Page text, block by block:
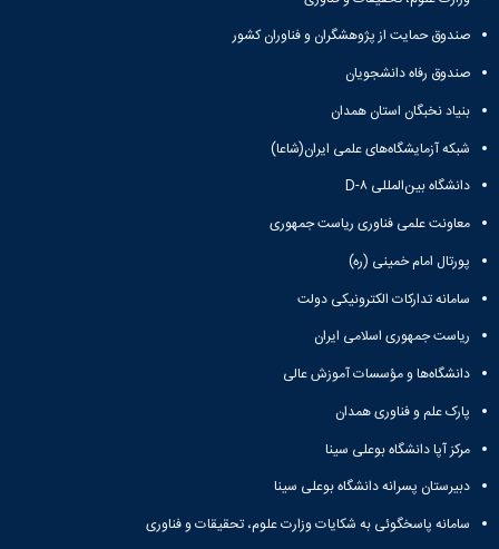
معاونت
آموزشی
تحصیلات
تکمیلی
معاونت
دانشجویی
پژوهش
و
معاونت
فرهنگی
و
اجتماعی
نمایندگی
مقام
معظم
رهبری
با
دانشگاه
انسانی
هنر
و
معماری
دامپزشکی
پایه
علوم
اقتصادی
و
اجتماعی
دانشکده
های
صندوق حمایت از پژوهشگران و فناوران کشور
صندوق رفاه دانشجویان
بنیاد نخبگان استان همدان
شبکه آزمایشگاه‌های علمی ایران(شاعا)
دانشگاه بین‌المللی D-۸
معاونت علمی فناوری ریاست جمهوری
پورتال امام خمینی (ره)
سامانه تدارکات الکترونیکی دولت
ریاست جمهوری اسلامی ایران
دانشگاه‌ها و مؤسسات آموزش عالی
پارک علم و فناوری همدان
مرکز آپا دانشگاه بوعلی سینا
دبیرستان پسرانه دانشگاه بوعلی سینا
سامانه پاسخگوئی به شکایات وزارت علوم، تحقیقات و فناوری